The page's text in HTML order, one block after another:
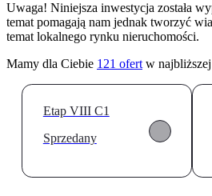
Uwaga! Niniejsza inwestycja została
temat pomagają nam jednak tworzyć
temat lokalnego rynku nieruchomości.
Mamy dla Ciebie 121 ofert w
Etap VIII C1
Sprzedany